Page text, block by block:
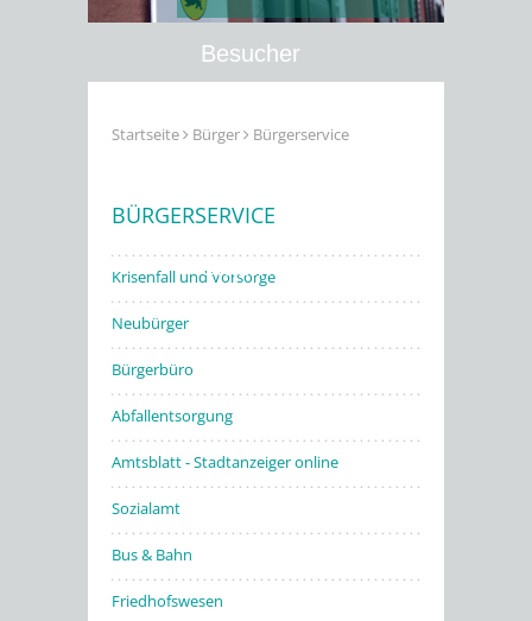
Besucher
Stadtwerke
Startseite Bürger Bürgerservice
BÜRGERSERVICE
Krisenfall und Vorsorge
Neubürger
Bürgerbüro
Abfallentsorgung
Amtsblatt - Stadtanzeiger online
Sozialamt
Bus & Bahn
Friedhofswesen